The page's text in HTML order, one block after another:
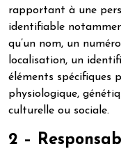
rapportant à une
identifiable
qu’un nom, un
localisation, un
éléments spécifiques
physiologique,
culturelle ou sociale.
2 –